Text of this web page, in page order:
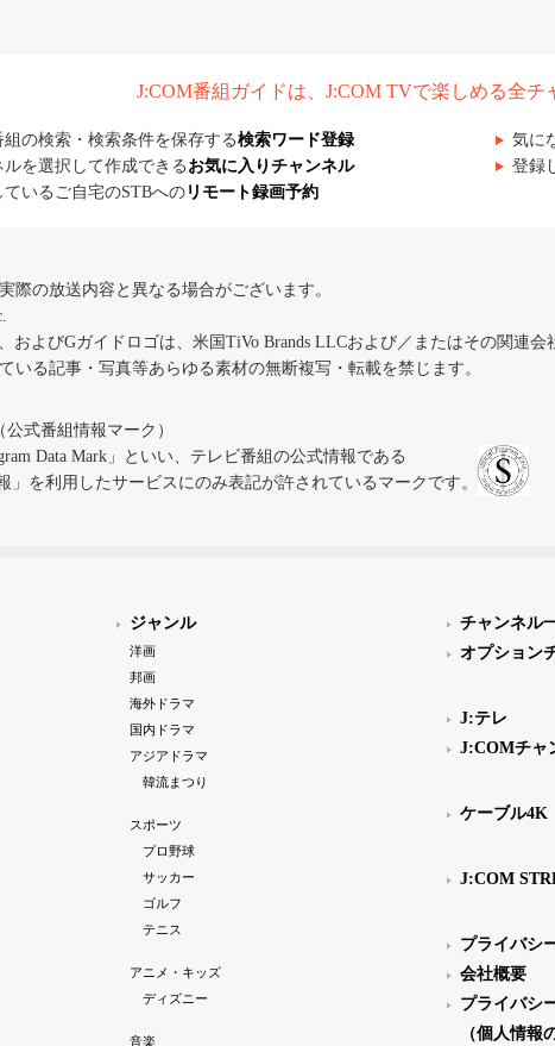
J:COM番組ガイドは、J:COM TVで楽しめる全チ
の検索・検索条件を保存する検索ワード登録 気に
を選択して作成できる お気に入りチャンネル 登録
いるご自宅のSTBへの リモート録画予約
際の放送内容と異なる場合がございます。
およびGガイドロゴは、米国TiVo Brands LLCおよび／またはその関連
いる記事・写真等あらゆる素材の無断複写・転載を禁じます。
式番組情報マーク）
Data Mark」といい、テレビ番組の公式情報である
」を利用したサービスにのみ表記が許されているマークです。
ジャンル
洋画
邦画
海外ドラマ
国内ドラマ
アジアドラマ
韓流まつり
スポーツ
プロ野球
サッカー
ゴルフ
テニス
アニメ・キッズ
ディズニー
音楽
チャンネル
オプション
J:テレ
J:COMチャ
ケーブル4K
J:COM
プライバシ
会社概要
プライバシ
（個人情報